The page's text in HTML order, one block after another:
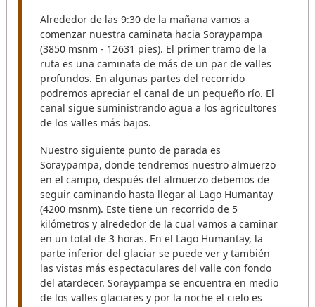
Alrededor de las 9:30 de la mañana vamos a
comenzar nuestra caminata hacia Soraypampa
(3850 msnm - 12631 pies). El primer tramo de la
ruta es una caminata de más de un par de valles
profundos. En algunas partes del recorrido
podremos apreciar el canal de un pequeño río. El
canal sigue suministrando agua a los agricultores
de los valles más bajos.
Nuestro siguiente punto de parada es
Soraypampa, donde tendremos nuestro almuerzo
en el campo, después del almuerzo debemos de
seguir caminando hasta llegar al Lago Humantay
(4200 msnm). Este tiene un recorrido de 5
kilómetros y alrededor de la cual vamos a caminar
en un total de 3 horas. En el Lago Humantay, la
parte inferior del glaciar se puede ver y también
las vistas más espectaculares del valle con fondo
del atardecer. Soraypampa se encuentra en medio
de los valles glaciares y por la noche el cielo es